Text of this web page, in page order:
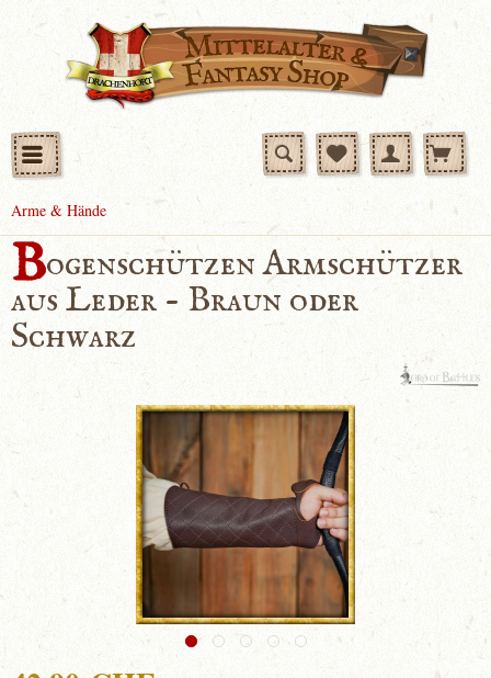
Arme & Hände
Bogenschützen Armschützer
aus Leder - Braun oder
Schwarz